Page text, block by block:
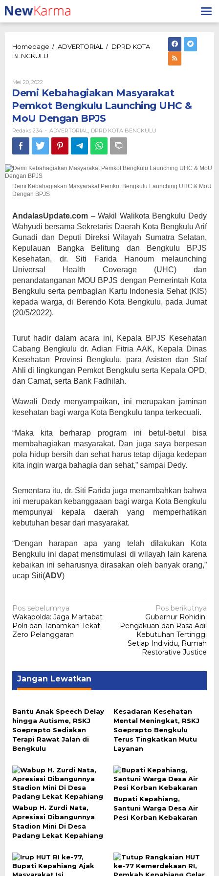
Lewati
ke
konten
Homepage / ADVERTORIAL / DPRD KOTA
BENGKULU
Bengkulu
UHC
&
MoU
Dengan
BPJS
Mei 20, 2022
Redaksi234
Demi Kebahagiakan Masyarakat
Pemkot Bengkulu Launching UHC &
MoU Dengan BPJS
Redaksi234 - ADVERTORIAL DPRD KOTA BENGKULU
Demi Kebahagiakan Masyarakat Pemkot Bengkulu Launching UHC & MoU
Dengan BPJS
AndalasUpdate.com – Wakil Walikota Bengkulu Dedy
Wahyudi bersama Sekretaris Daerah Kota Bengkulu Arif
Gunadi dan Deputi Direksi Wilayah Sumatra Selatan,
Kepulauan Bangka Belitung dan Bengkulu BPJS
Kesehatan, dr. Siti Farida Hanoum melaunching
Universal Health Coverage (UHC) dan
penandatanganan MOU BPJS dengan Pemerintah Kota
Bengkulu serta pembagian Kartu Indonesia Sehat (KIS)
kepada warga, di Berendo Kota Bengkulu, pada Jumat
(20/5/2022).
Turut hadir dalam acara ini, Kepala BPJS Kesehatan
Cabang Bengkulu dr. Adian Fitria AAK, Kepala Dinas
Kesehatan Provinsi Bengkulu, para Asisten dan Staf
Ahli di lingkungan Pemkot Bengkulu serta Kepala OPD,
dan Camat, serta Bank Fadhilah.
Wawali Dedy menyampaikan, ini merupakan jaminan
kesehatan bagi warga Kota Bengkulu tanpa terkecuali.
“Maka kita berharap program ini betul-betul bisa
membahagiakan masyarakat. Dan juga saya berpesan
pola hidup bersih dan sehat harus tetap dijaga kedepan
kita ingin warga bahagia dan sehat,” sampai Dedy.
Sementara itu, dr. Siti Farida juga menambahkan bahwa
ini merupakan kebanggaaan bagi warga Kota Bengkulu
mempunyai kepala daerah yang memperhatikan
kebutuhan besar dari masyarakat.
“Dengan harapan apa yang telah dilakukan Kota
Bengkulu ini dapat menstimulasi di wilayah lain karena
kebaikan ini seharusnya dirasakan oleh banyak orang,”
ucap Siti(ADV)
Navigasi
pos
Pos sebelumnya
Wakapolda: Jaga Martabat
Polri dan Tanamkan Tekat
Zero Pelanggaran
Pos berikutnya
Gubernur Rohidin:
Pengakuan dan Rasa Adil
Kebutuhan Tertinggi
Setiap Individu, Rumah
Restorative Justice
Jangan Lewatkan
Bantu Anak Speech Delay
hingga Autisme, RSKJ
Soeprapto Sediakan
Terapi Rawat Jalan di
Bengkulu
Kesadaran Kesehatan
Mental Meningkat, RSKJ
Soeprapto Bengkulu
Terus Tingkatkan Mutu
Layanan
Wabup H. Zurdi Nata,
Apresiasi Dibangunnya
Stadion Mini Di Desa
Padang Lekat Kepahiang
Bupati Kepahiang,
Santuni Warga Desa Air
Pesi Korban Kebakaran